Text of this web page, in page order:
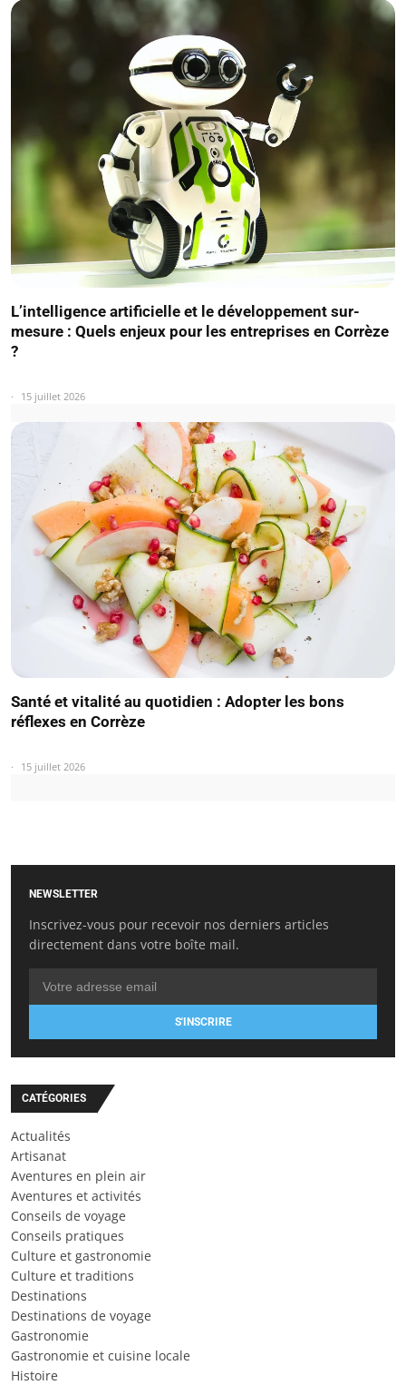
L’intelligence artificielle et le développement sur-
mesure : Quels enjeux pour les entreprises en Corrèze
?
15 juillet 2026
Santé et vitalité au quotidien : Adopter les bons
réflexes en Corrèze
15 juillet 2026
NEWSLETTER
Inscrivez-vous pour recevoir nos derniers articles
directement dans votre boîte mail.
S'INSCRIRE
CATÉGORIES
Actualités
Artisanat
Aventures en plein air
Aventures et activités
Conseils de voyage
Conseils pratiques
Culture et gastronomie
Culture et traditions
Destinations
Destinations de voyage
Gastronomie
Gastronomie et cuisine locale
Histoire